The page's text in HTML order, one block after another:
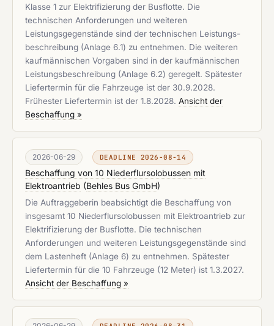
Klasse 1 zur Elektrifizierung der Busflotte. Die
technischen Anforderungen und weiteren
Leistungsgegenstände sind der technischen Leistungs-
beschreibung (Anlage 6.1) zu entnehmen. Die weiteren
kaufmännischen Vorgaben sind in der kaufmännischen
Leistungsbeschreibung (Anlage 6.2) geregelt. Spätester
Liefertermin für die Fahrzeuge ist der 30.9.2028.
Frühester Liefertermin ist der 1.8.2028. Ansicht der
Beschaffung »
2026-06-29 DEADLINE 2026-08-14
Beschaffung von 10 Niederflursolobussen mit
Elektroantrieb (Behles Bus GmbH)
Die Auftraggeberin beabsichtigt die Beschaffung von
insgesamt 10 Niederflursolobussen mit Elektroantrieb zur
Elektrifizierung der Busflotte. Die technischen
Anforderungen und weiteren Leistungsgegenstände sind
dem Lastenheft (Anlage 6) zu entnehmen. Spätester
Liefertermin für die 10 Fahrzeuge (12 Meter) ist 1.3.2027.
Ansicht der Beschaffung »